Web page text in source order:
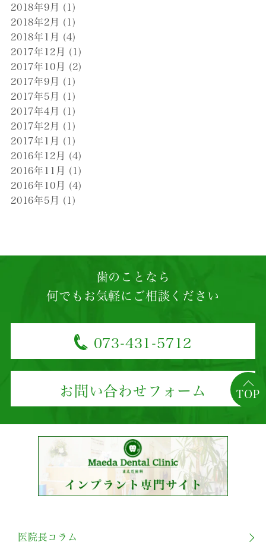
2018年9月 (1)
2018年2月 (1)
2018年1月 (4)
2017年12月 (1)
2017年10月 (2)
2017年9月 (1)
2017年5月 (1)
2017年4月 (1)
2017年2月 (1)
2017年1月 (1)
2016年12月 (4)
2016年11月 (1)
2016年10月 (4)
2016年5月 (1)
TOP
歯のことなら
何でもお気軽にご相談ください
073-431-5712
お問い合わせフォーム
医院長コラム